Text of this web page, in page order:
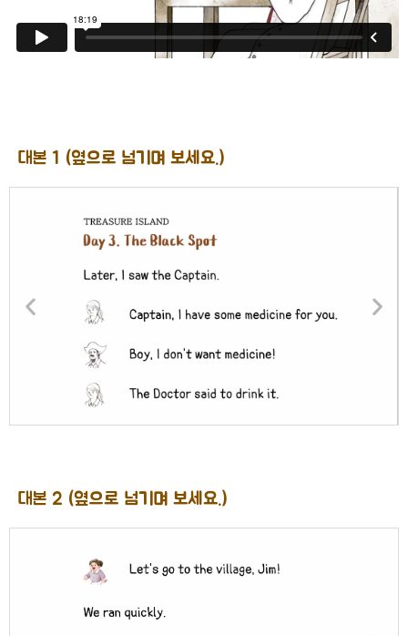
대본 1 (옆으로 넘기며 보세요.)
대본 2 (옆으로 넘기며 보세요.)